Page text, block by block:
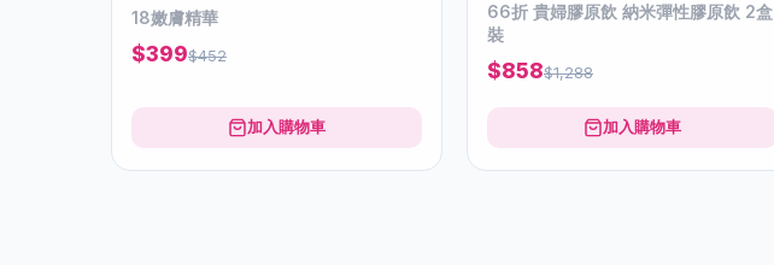
18嫩膚精華
$399$452
加入購物車
66折 貴婦膠原飲 納米彈性膠原飲 2盒
裝
$858$1,288
加入購物車